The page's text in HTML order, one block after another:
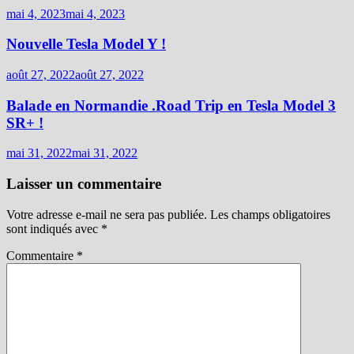
elle est faite en général dix jours avant la livraison modèle 3 c’était
modèle 3 SR+
mai 4, 2023mai 4, 2023
Nouvelle Tesla Model Y !
août 27, 2022août 27, 2022
Balade en Normandie .Road Trip en Tesla Model 3
SR+ !
mai 31, 2022mai 31, 2022
Laisser un commentaire
Votre adresse e-mail ne sera pas publiée. Les champs obligatoires
sont indiqués avec *
Commentaire *